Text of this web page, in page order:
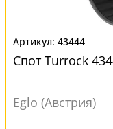
43444
Спот Turrock
Eglo (Австрия)